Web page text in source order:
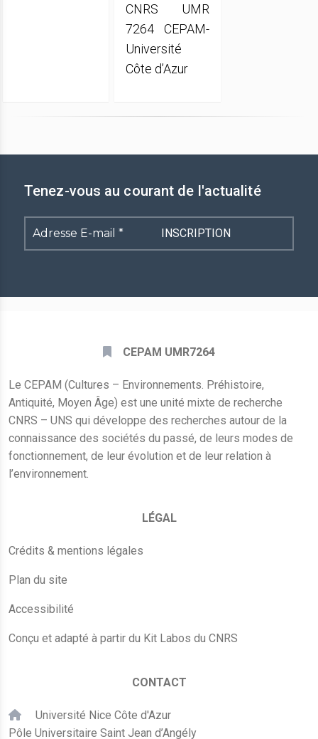
CNRS UMR
7264 CEPAM-
Université
Côte d’Azur
Tenez-vous au courant de l'actualité
Adresse
E-
CEPAM UMR7264
Le CEPAM (Cultures – Environnements. Préhistoire,
Antiquité, Moyen Âge) est une unité mixte de recherche
CNRS – UNS qui développe des recherches autour de la
connaissance des sociétés du passé, de leurs modes de
fonctionnement, de leur évolution et de leur relation à
l’environnement.
LÉGAL
Crédits & mentions légales
Plan du site
Accessibilité
Conçu et adapté à partir du Kit Labos du CNRS
CONTACT
Université Nice Côte d'Azur
Pôle Universitaire Saint Jean d’Angély